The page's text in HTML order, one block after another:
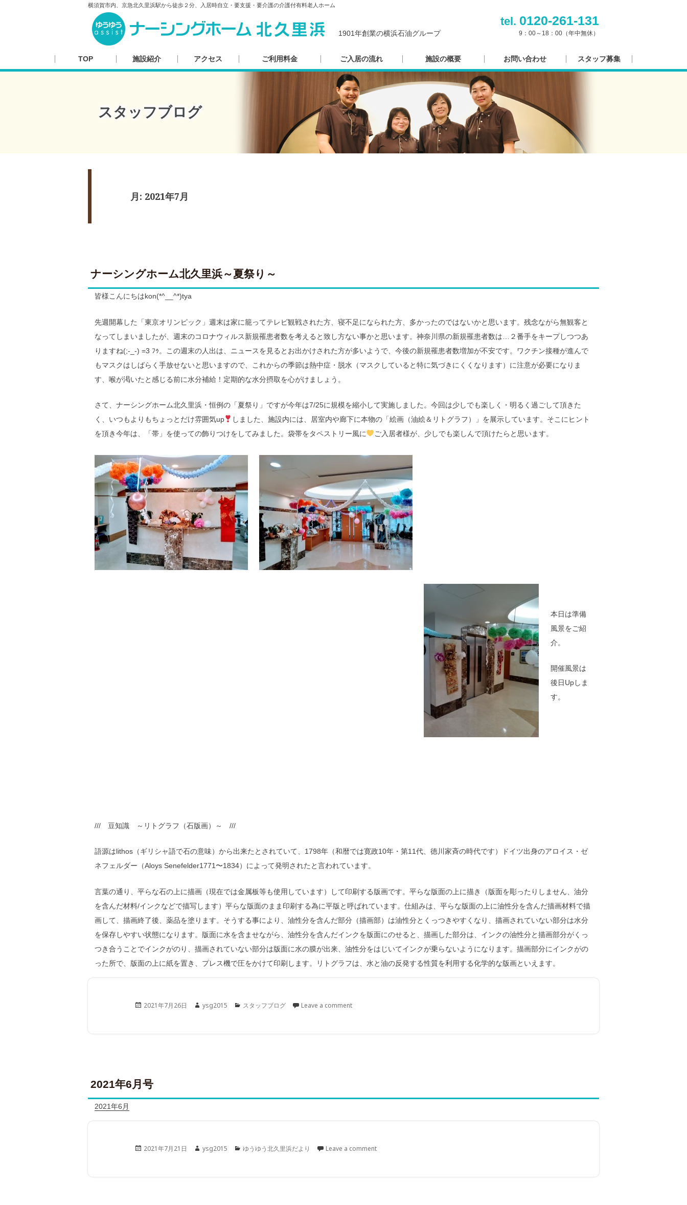
横須賀市内、京急北久里浜駅から徒歩２分、入居時自立・要支援・要介護の介護付有料老人ホーム
1901年創業の横浜石油グループ
tel. 0120-261-131
9：00～18：00（年中無休）
TOP 施設紹介 アクセス ご利用料金 ご入居の流れ 施設の概要 お問い合わせ スタッフ募集
スタッフブログ
月: 2021年7月
ナーシングホーム北久里浜～夏祭り～
皆様こんにちはkon(*^__^*)tya
先週開幕した「東京オリンピック」週末は家に籠ってテレビ観戦された方、寝不足になられた方、多かったのではないかと思います。残念ながら無観客と
なってしまいましたが、週末のコロナウィルス新規罹患者数を考えると致し方ない事かと思います。神奈川県の新規罹患者数は…２番手をキープしつつあ
りますね(;-_-) =3 ﾌｩ。この週末の人出は、ニュースを見るとお出かけされた方が多いようで、今後の新規罹患者数増加が不安です。ワクチン接種が進んで
もマスクはしばらく手放せないと思いますので、これからの季節は熱中症・脱水（マスクしていると特に気づきにくくなります）に注意が必要になりま
す、喉が渇いたと感じる前に水分補給！定期的な水分摂取を心がけましょう。
さて、ナーシングホーム北久里浜・恒例の「夏祭り」ですが今年は7/25に規模を縮小して実施しました。今回は少しでも楽しく・明るく過ごして頂きた
く、いつもよりもちょっとだけ雰囲気up
しました、施設内には、居室内や廊下に本物の「絵画（油絵＆リトグラフ）」を展示しています。そこにヒント
を頂き今年は、「帯」を使っての飾りつけをしてみました。袋帯をタペストリー風に
ご入居者様が、少しでも楽しんで頂けたらと思います。
本日は準備
風景をご紹
介。
開催風景は
後日Upしま
す。
/// 豆知識 ～リトグラフ（石版画）～ ///
語源はlithos（ギリシャ語で石の意味）から出来たとされていて、1798年（和暦では寛政10年・第11代、徳川家斉の時代です）ドイツ出身のアロイス・ゼ
ネフェルダー（Aloys Senefelder1771〜1834）によって発明されたと言われています。
言葉の通り、平らな石の上に描画（現在では金属板等も使用しています）して印刷する版画です。平らな版面の上に描き（版面を彫ったりしません、油分
を含んだ材料/インクなどで描写します）平らな版面のまま印刷する為に平版と呼ばれています。仕組みは、平らな版面の上に油性分を含んだ描画材料で描
画して、描画終了後、薬品を塗ります。そうする事により、油性分を含んだ部分（描画部）は油性分とくっつきやすくなり、描画されていない部分は水分
を保存しやすい状態になります。版面に水を含ませながら、油性分を含んだインクを版面にのせると、描画した部分は、インクの油性分と描画部分がくっ
つき合うことでインクがのり、描画されていない部分は版面に水の膜が出来、油性分をはじいてインクが乗らないようになります。描画部分にインクがの
った所で、版面の上に紙を置き、プレス機で圧をかけて印刷します。リトグラフは、水と油の反発する性質を利用する化学的な版画といえます。
Posted
2021年7月26日 Author
ysg2015 Categories
スタッフブログ Leave a comment
2021年6月号
2021年6月
Posted
2021年7月21日 Author
ysg2015 Categories
ゆうゆう北久里浜だより Leave a comment